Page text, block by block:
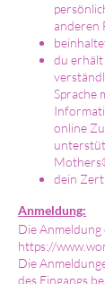
anderen
du erhält
Sprache
online
dein
Anmeldung:
Die
https://
Die
des Eingangs